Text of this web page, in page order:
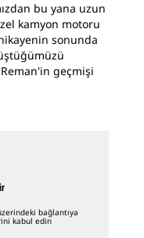
bu yana uzun
kamyon motoru
sonunda
geçmişi
bağlantıya
kabul edin